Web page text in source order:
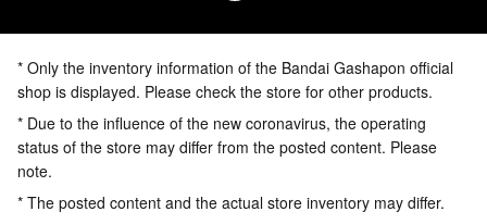
* Only the inventory information of the Bandai Gashapon official
shop is displayed. Please check the store for other products.
* Due to the influence of the new coronavirus, the operating
status of the store may differ from the posted content. Please
note.
* The posted content and the actual store inventory may differ.